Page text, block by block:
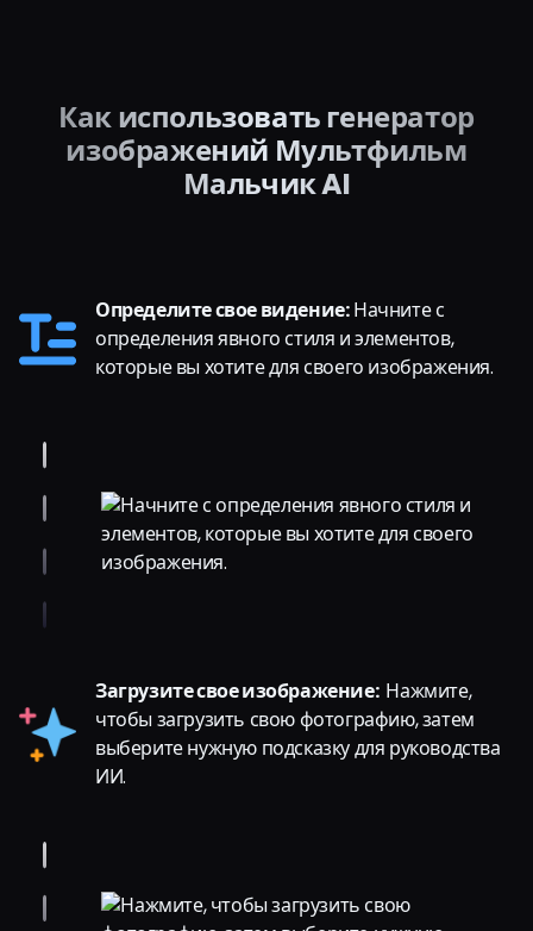
Как использовать генератор
изображений Мультфильм
Мальчик AI
Определите свое видение:Начните с
определения явного стиля и элементов,
которые вы хотите для своего изображения.
Загрузите свое изображение: Нажмите,
чтобы загрузить свою фотографию, затем
выберите нужную подсказку для руководства
ИИ.